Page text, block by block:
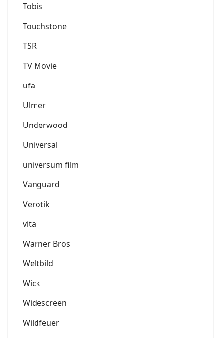
Tobis
Touchstone
TSR
TV Movie
ufa
Ulmer
Underwood
Universal
universum film
Vanguard
Verotik
vital
Warner Bros
Weltbild
Wick
Widescreen
Wildfeuer